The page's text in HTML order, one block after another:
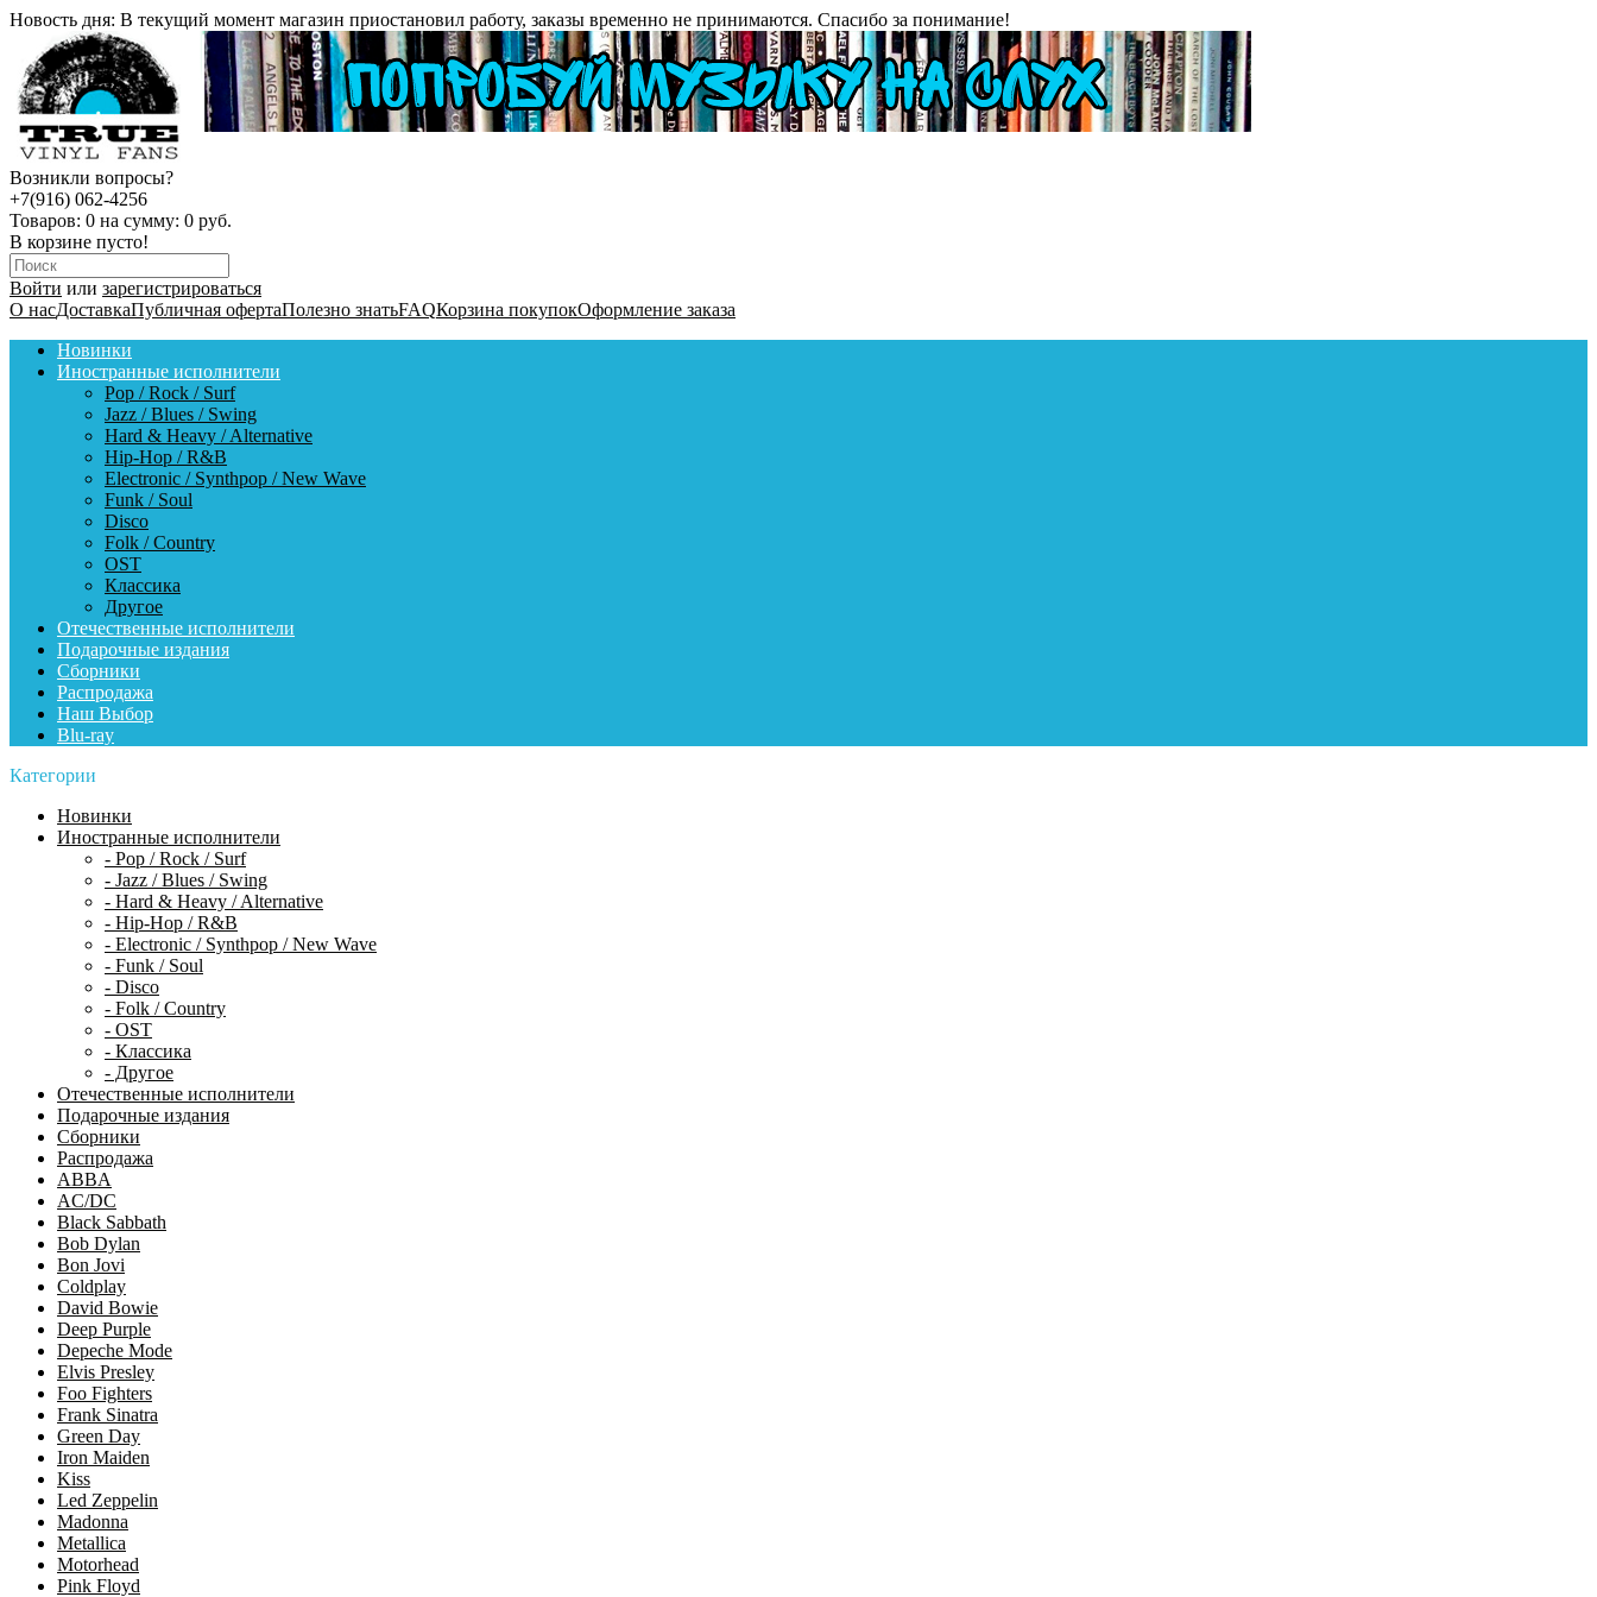
Новость дня: В текущий момент магазин приостановил работу, заказы временно не принимаются. Спасибо за понимание!
Возникли вопросы?
+7(916) 062-4256
Товаров: 0 на сумму: 0 руб.
В корзине пусто!
Войти или зарегистрироваться
О насДоставкаПубличная офертаПолезно знатьFAQКорзина покупокОформление заказа
Новинки
Иностранные исполнители
Pop / Rock / Surf
Jazz / Blues / Swing
Hard & Heavy / Alternative
Hip-Hop / R&B
Electronic / Synthpop / New Wave
Funk / Soul
Disco
Folk / Country
OST
Классика
Другое
Отечественные исполнители
Подарочные издания
Сборники
Распродажа
Наш Выбор
Blu-ray
Категории
Новинки
Иностранные исполнители
- Pop / Rock / Surf
- Jazz / Blues / Swing
- Hard & Heavy / Alternative
- Hip-Hop / R&B
- Electronic / Synthpop / New Wave
- Funk / Soul
- Disco
- Folk / Country
- OST
- Классика
- Другое
Отечественные исполнители
Подарочные издания
Сборники
Распродажа
ABBA
AC/DC
Black Sabbath
Bob Dylan
Bon Jovi
Coldplay
David Bowie
Deep Purple
Depeche Mode
Elvis Presley
Foo Fighters
Frank Sinatra
Green Day
Iron Maiden
Kiss
Led Zeppelin
Madonna
Metallica
Motorhead
Pink Floyd